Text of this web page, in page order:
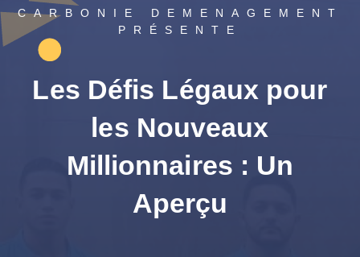
CARBONIE DEMENAGEMENT
PRÉSENTE
Les Défis Légaux pour
les Nouveaux
Millionnaires : Un
Aperçu